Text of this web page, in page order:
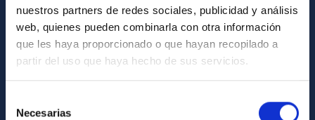
nuestros partners de redes sociales, publicidad y análisis
web, quienes pueden combinarla con otra información
que les haya proporcionado o que hayan recopilado a
partir del uso que haya hecho de sus servicios.
Necesarias
ABOUT THE IAC
Legislation
Transparency
Gender equality and diversity